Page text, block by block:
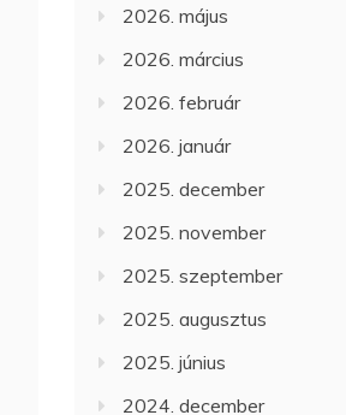
2026. május
2026. március
2026. február
2026. január
2025. december
2025. november
2025. szeptember
2025. augusztus
2025. június
2024. december